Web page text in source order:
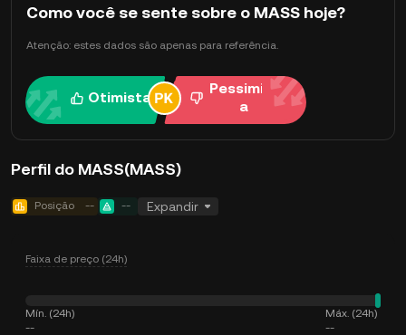
Como você se sente sobre o MASS hoje?
Atenção: estes dados são apenas para referência.
Otimista
Pessimist
a
Perfil do MASS(MASS)
Posição -- -- Expandir
Faixa de preço (24h)
Mín. (24h)
--
Máx. (24h)
--